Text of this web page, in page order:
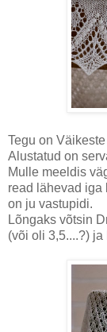
Tegu on
Alustatud on
Mulle meeldis
read lähevad iga
on ju vastupidi.
Lõngaks võtsin
(või oli 3,5....?)